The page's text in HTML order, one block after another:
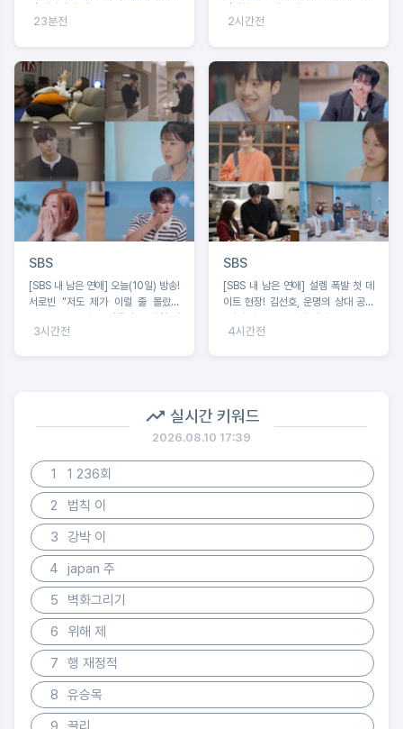
23분전 2시간전
SBS
[SBS 내 남은 연애] 오늘(10일) 방송!
서로빈 "저도 제가 이럴 줄 몰랐어
요"… MC들 일동 ‘입틀막’ 유발한 반
전 선택
3시간전
SBS
[SBS 내 남은 연애] 설렘 폭발 첫 데
이트 현장! 김선호, 운명의 상대 공개
“제가 알고 있는 사람 같아요”
4시간전
실시간 키워드
2026.08.10 17:39
1
1 236회
2
법칙 이
3
강박 이
4
japan 주
5
벽화그리기
6
위해 제
7
행 재정적
8
유승목